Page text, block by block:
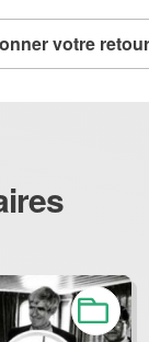
votre